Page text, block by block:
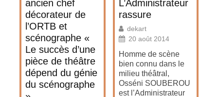
ancien chef
décorateur de
l’ORTB et
scénographe «
Le succès d’une
pièce de théâtre
dépend du génie
du scénographe
L’Administrateur
rassure
dekart
20 août 2014
Homme de scène
bien connu dans le
milieu théâtral,
Osséni SOUBEROU
est l’Administrateur